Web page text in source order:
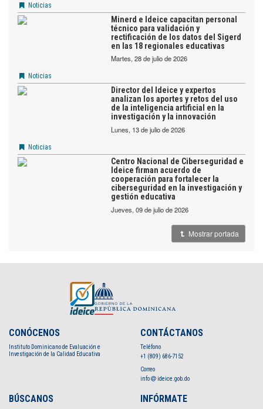
Noticias
Minerd e Ideice capacitan personal
técnico para validación y
rectificación de los datos del Sigerd
en las 18 regionales educativas
martes, 28 de julio de 2026
Noticias
Director del Ideice y expertos
analizan los aportes y retos del uso
de la inteligencia artificial en la
investigación y la innovación
lunes, 13 de julio de 2026
Noticias
Centro Nacional de Ciberseguridad e
Ideice firman acuerdo de
cooperación para fortalecer la
ciberseguridad en la investigación y
gestión educativa
jueves, 09 de julio de 2026
Mostrar portada
CONÓCENOS
Instituto Dominicano de Evaluación e
Investigación de la Calidad Educativa
CONTÁCTANOS
Teléfono
+1 (809) 686-7152
Correo
info
ideice.gob.do
BÚSCANOS INFÓRMATE